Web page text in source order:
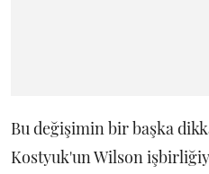
Bu değişimin bir başka
Kostyuk'un Wilson